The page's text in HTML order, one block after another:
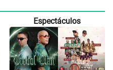
Espectáculos